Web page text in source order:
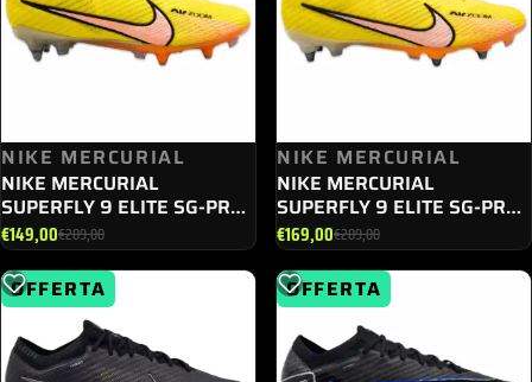
NIKE MERCURIAL
NIKE MERCURIAL
SUPERFLY 9 ELITE SG-PRO
AC DJ5166 - 780
€289,00
Il
prezzo
originale
era:
€289,00.
€149,00Il
prezzo
attuale
è:
€149,00.
NIKE MERCURIAL
NIKE MERCURIAL
SUPERFLY 9 ELITE SG-PRO
PLAYER DJ5595 - 781
€289,00
Il
prezzo
originale
era:
€289,00.
€169,00Il
prezzo
attuale
è:
€169,00.
OFFERTA OFFERTA